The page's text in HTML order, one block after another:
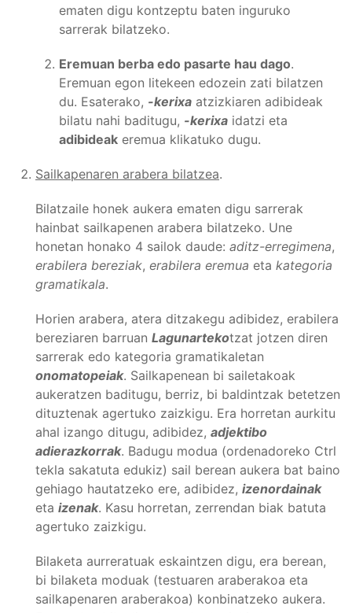
ematen digu kontzeptu baten inguruko
sarrerak bilatzeko.
Eremuan berba edo pasarte hau dago.
Eremuan egon litekeen edozein zati bilatzen
du. Esaterako, -kerixa atzizkiaren adibideak
bilatu nahi baditugu, -kerixa idatzi eta
adibideak eremua klikatuko dugu.
Sailkapenaren arabera bilatzea.
Bilatzaile honek aukera ematen digu sarrerak
hainbat sailkapenen arabera bilatzeko. Une
honetan honako 4 sailok daude: aditz-erregimena,
erabilera bereziak, erabilera eremua eta kategoria
gramatikala.
Horien arabera, atera ditzakegu adibidez, erabilera
bereziaren barruan Lagunartekotzat jotzen diren
sarrerak edo kategoria gramatikaletan
onomatopeiak. Sailkapenean bi sailetakoak
aukeratzen baditugu, berriz, bi baldintzak betetzen
dituztenak agertuko zaizkigu. Era horretan aurkitu
ahal izango ditugu, adibidez, adjektibo
adierazkorrak. Badugu modua (ordenadoreko Ctrl
tekla sakatuta edukiz) sail berean aukera bat baino
gehiago hautatzeko ere, adibidez, izenordainak
eta izenak. Kasu horretan, zerrendan biak batuta
agertuko zaizkigu.
Bilaketa aurreratuak eskaintzen digu, era berean,
bi bilaketa moduak (testuaren araberakoa eta
sailkapenaren araberakoa) konbinatzeko aukera.